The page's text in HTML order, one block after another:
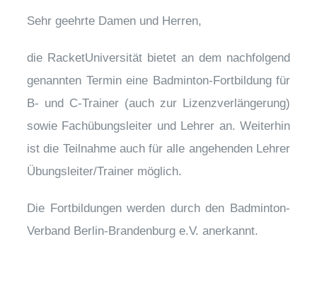
Sehr geehrte Damen und Herren,
die RacketUniversität bietet an dem nachfolgend
genannten Termin eine Badminton-Fortbildung für
B- und C-Trainer (auch zur Lizenzverlängerung)
sowie Fachübungsleiter und Lehrer an. Weiterhin
ist die Teilnahme auch für alle angehenden Lehrer
Übungsleiter/Trainer möglich.
Die Fortbildungen werden durch den Badminton-
Verband Berlin-Brandenburg e.V. anerkannt.